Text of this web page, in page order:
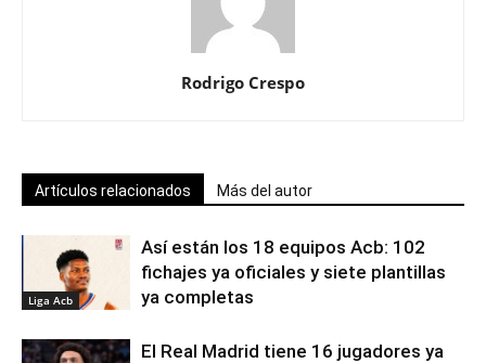
Rodrigo Crespo
Artículos relacionados Más del autor
Liga Acb
Así están los 18 equipos Acb: 102
fichajes ya oficiales y siete plantillas
ya completas
El Real Madrid tiene 16 jugadores ya